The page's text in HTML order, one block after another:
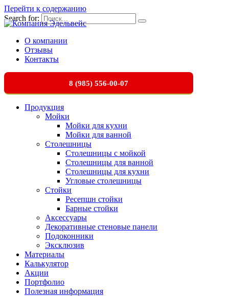
Перейти к содержанию
Search for:
О компании
Отзывы
Контакты
8 (985) 556-00-07
Продукция
Мойки
Мойки для кухни
Мойки для ванной
Столешницы
Столешницы с мойкой
Столешницы для ванной
Столешницы для кухни
Угловые столешницы
Стойки
Ресепшн стойки
Барные стойки
Аксессуары
Декоративные стеновые панели
Подоконники
Эксклюзив
Материалы
Калькулятор
Акции
Портфолио
Полезная информация